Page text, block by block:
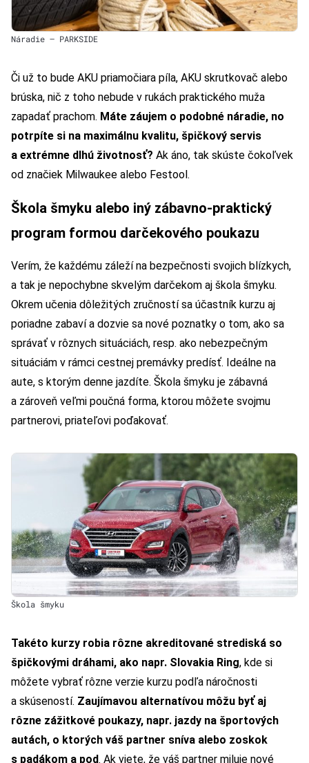
Náradie – PARKSIDE
Či už to bude AKU priamočiara píla, AKU skrutkovač alebo
brúska, nič z toho nebude v rukách praktického muža
zapadať prachom. Máte záujem o podobné náradie, no
potrpíte si na maximálnu kvalitu, špičkový servis
a extrémne dlhú životnosť? Ak áno, tak skúste čokoľvek
od značiek Milwaukee alebo Festool.
Škola šmyku alebo iný zábavno-praktický
program formou darčekového poukazu
Verím, že každému záleží na bezpečnosti svojich blízkych,
a tak je nepochybne skvelým darčekom aj škola šmyku.
Okrem učenia dôležitých zručností sa účastník kurzu aj
poriadne zabaví a dozvie sa nové poznatky o tom, ako sa
správať v rôznych situáciách, resp. ako nebezpečným
situáciám v rámci cestnej premávky predísť. Ideálne na
aute, s ktorým denne jazdíte. Škola šmyku je zábavná
a zároveň veľmi poučná forma, ktorou môžete svojmu
partnerovi, priateľovi poďakovať.
Škola šmyku
Takéto kurzy robia rôzne akreditované strediská so
špičkovými dráhami, ako napr. Slovakia Ring, kde si
môžete vybrať rôzne verzie kurzu podľa náročnosti
a skúseností. Zaujímavou alternatívou môžu byť aj
rôzne zážitkové poukazy, napr. jazdy na športových
autách, o ktorých váš partner sníva alebo zoskok
s padákom a pod. Ak viete, že váš partner miluje nové